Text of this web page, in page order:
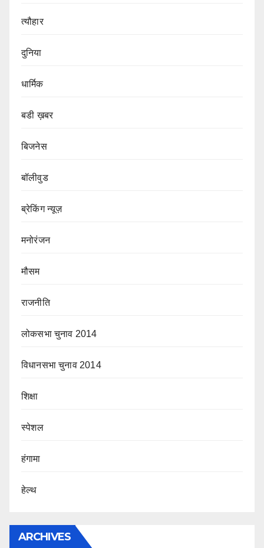
त्यौहार
दुनिया
धार्मिक
बडी ख़बर
बिजनेस
बॉलीवुड
ब्रेकिंग न्यूज़
मनोरंजन
मौसम
राजनीति
लोकसभा चुनाव 2014
विधानसभा चुनाव 2014
शिक्षा
स्पेशल
हंगामा
हेल्थ
ARCHIVES